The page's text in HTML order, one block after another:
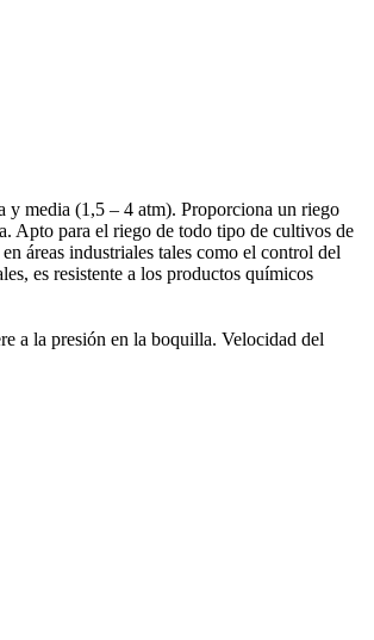
y media (1,5 – 4 atm). Proporciona un riego
Apto para el riego de todo tipo de cultivos de
áreas industriales tales como el control del
es resistente a los productos químicos
a la presión en la boquilla. Velocidad del